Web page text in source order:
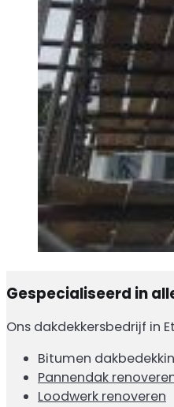
Gespecialiseerd in
Ons dakdekkersbedrijf in
Bitumen
Pannendak
Loodwerk renoveren